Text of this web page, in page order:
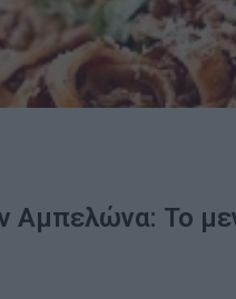
Αμπελώνα: Το